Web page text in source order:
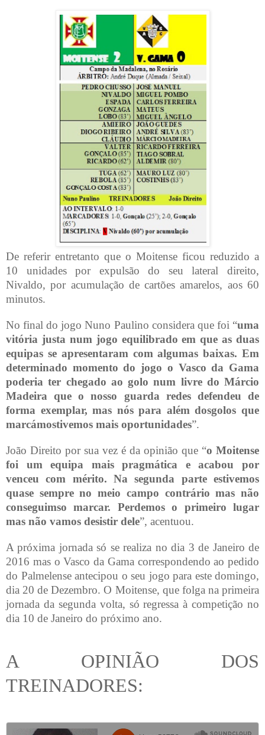
De referir entretanto que o Moitense ficou reduzido a
10 unidades por expulsão do seu lateral direito,
Nivaldo, por acumulação de cartões amarelos, aos 60
minutos.
No final do jogo Nuno Paulino considera que foi “uma
vitória justa num jogo equilibrado em que as duas
equipas se apresentaram com algumas baixas. Em
determinado momento do jogo o Vasco da Gama
poderia ter chegado ao golo num livre do Márcio
Madeira que o nosso guarda redes defendeu de
forma exemplar, mas nós para além dosgolos que
marcámostivemos mais oportunidades”.
João Direito por sua vez é da opinião que “o Moitense
foi um equipa mais pragmática e acabou por
venceu com mérito. Na segunda parte estivemos
quase sempre no meio campo contrário mas não
conseguimso marcar. Perdemos o primeiro lugar
mas não vamos desistir dele”, acentuou.
A próxima jornada só se realiza no dia 3 de Janeiro de
2016 mas o Vasco da Gama correspondendo ao pedido
do Palmelense antecipou o seu jogo para este domingo,
dia 20 de Dezembro. O Moitense, que folga na primeira
jornada da segunda volta, só regressa à competição no
dia 10 de Janeiro do próximo ano.
A OPINIÃO DOS
TREINADORES: